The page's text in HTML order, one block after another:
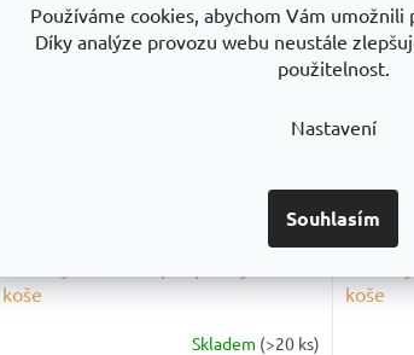
Používáme cookies, abychom Vám umožnili
Díky analýze provozu webu neustále
použitelnost.
Nastavení
Souhlasím
koše
Skladem (>20 ks)
koše